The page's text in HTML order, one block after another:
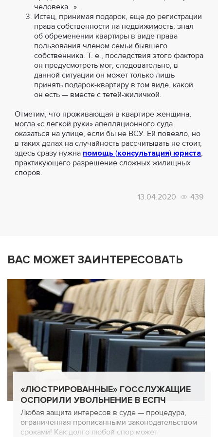
человека…».
Истец, принимая подарок, еще до регистрации
права собственности на недвижимость, знал
об обременении квартиры в виде права
пользования членом семьи бывшего
собственника. Т. е., последствия этого фактора
он предусмотреть мог, следовательно, в
данной ситуации он может только лишь
принять подарок-квартиру в том виде, какой
он есть — вместе с тетей-жиличкой.
Отметим, что проживающая в квартире женщина,
могла «с легкой руки» апелляционного суда
оказаться на улице, если бы не ВСУ. Ей повезло, но
в таких делах на случайность рассчитывать не стоит,
здесь сразу нужна помощь (консультация) юриста,
практикующего разрешение сложных жилищных
споров.
13.04.2020 439
ВАС МОЖЕТ ЗАИНТЕРЕСОВАТЬ
«ЛЮСТРИРОВАННЫЕ» ГОССЛУЖАЩИЕ
ОСПОРИЛИ УВОЛЬНЕНИЕ В ЕСПЧ
Любая защита интересов в суде — процедура,
ограниченная прописанными законодательством
сроками! Как долго любой спор может